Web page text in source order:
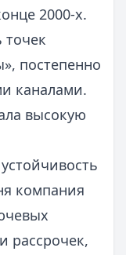
2000-х.
точек
постепенно
каналами.
высокую
компания
рассрочек,